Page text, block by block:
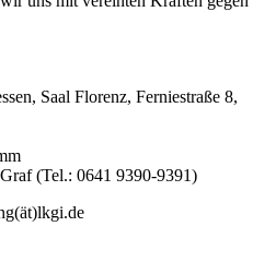
Saal Florenz, Ferniestraße 8,
(Tel.: 0641 9390-9391)